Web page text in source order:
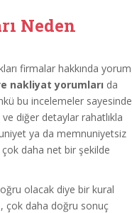
Neden
firmalar hakkında yorum
nakliyat yorumları da
bu incelemeler sayesinde
diğer detaylar rahatlıkla
ya da memnuniyetsiz
çok daha net bir şekilde
olacak diye bir kural
çok daha doğru sonuç